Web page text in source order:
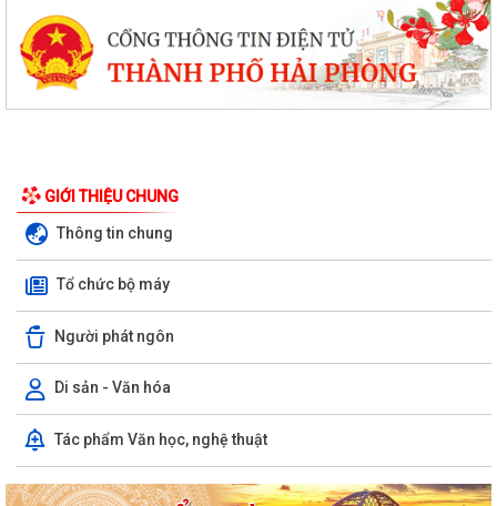
GIỚI THIỆU CHUNG
Thông tin chung
Tổ chức bộ máy
Người phát ngôn
Di sản - Văn hóa
Tác phẩm Văn học, nghệ thuật
QUYẾT SỐ 22/2026/NQ-HĐND, NGÀY 28/7/2026...
Công văn tham gia ý kiến dự thảo Nghị quyết của Hội đồng nhân dân